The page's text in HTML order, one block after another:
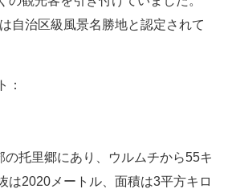
自治区級風景名勝地と認定されて
：
托里郷にあり、ウルムチから55キ
は2020メートル、面積は3平方キロ